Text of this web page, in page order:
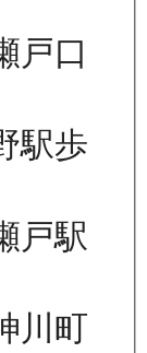
戸口
駅歩
戸駅
川町